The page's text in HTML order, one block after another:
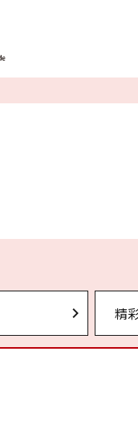
特輯
旅行攻略
精